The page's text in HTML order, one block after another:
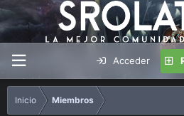
Acceder
Inicio Miembros